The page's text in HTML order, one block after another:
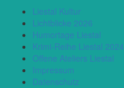
Liestal Kultur
Lichtblicke 2026
Humortage Liestal
Krimi-Reihe Liestal 2024
Offene Ateliers Liestal
Impressum
Datenschutz